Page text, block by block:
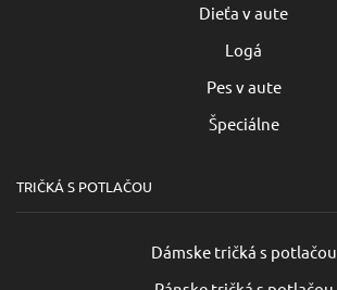
Dieťa v aute
Logá
Pes v aute
Špeciálne
TRIČKÁ S POTLAČOU
Dámske tričká s potlačou